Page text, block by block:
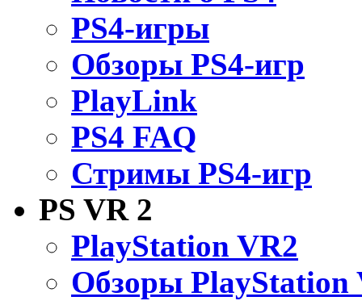
PS4-игры
Обзоры PS4-игр
PlayLink
PS4 FAQ
Стримы PS4-игр
PS VR 2
PlayStation VR2
Обзоры PlayStation